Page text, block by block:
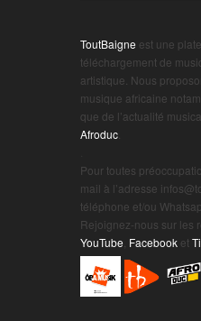
ToutBaigne est une
téléchargement de
artistique. Nous
musique africaine
que de l’actualité
Afroduc
Pour toutes
mail à l’adresse
téléphone et/ou
Rejoignez-nous sur les
YouTube Facebook et